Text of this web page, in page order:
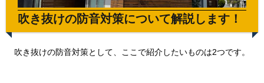
吹き抜けの防音対策について解説します！
吹き抜けの防音対策として、ここで紹介したいものは2つです。